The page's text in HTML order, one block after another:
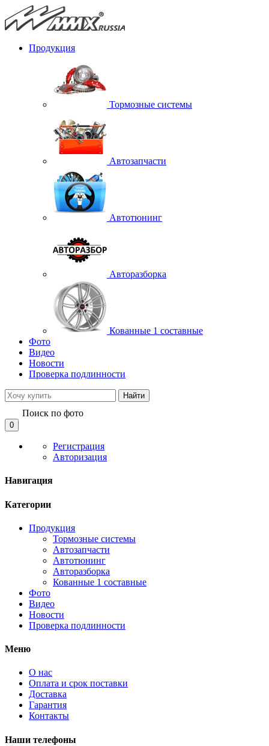
Продукция
Тормозные системы
Автозапчасти
Автотюнинг
Авторазборка
Кованные 1 составные
Фото
Видео
Новости
Проверка подлинности
Найти
Поиск по фото
0
Регистрация
Авторизация
Навигация
Категории
Продукция
Тормозные системы
Автозапчасти
Автотюнинг
Авторазборка
Кованные 1 составные
Фото
Видео
Новости
Проверка подлинности
Меню
О нас
Оплата и срок поставки
Доставка
Гарантия
Контакты
Наши телефоны